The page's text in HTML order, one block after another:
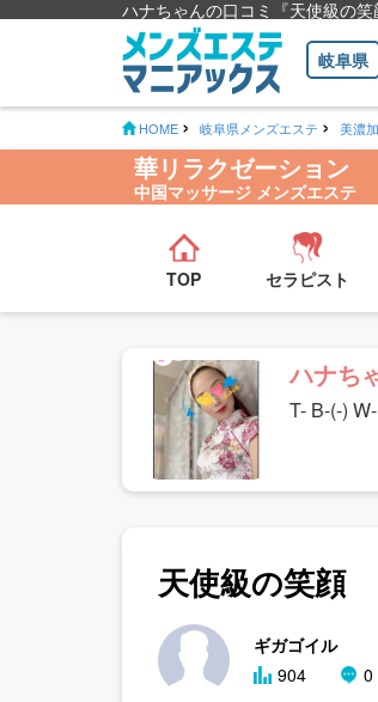
ハナちゃんの口コミ『天使級の笑
岐阜県
HOME 岐阜県メンズエステ 美濃
華リラクゼーション
中国マッサージ メンズエステ
TOP セラピスト
ハナち
T- B-(-)
天使級の笑顔
ギガゴイル
904
0